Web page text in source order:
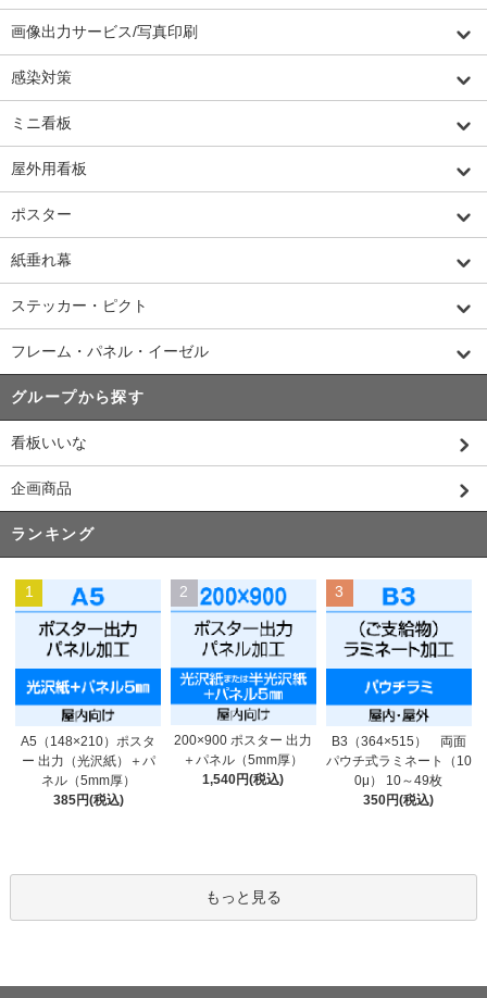
画像出力サービス/写真印刷
感染対策
ミニ看板
屋外用看板
ポスター
紙垂れ幕
ステッカー・ピクト
フレーム・パネル・イーゼル
グループから探す
看板いいな
企画商品
ランキング
1
A5（148×210）ポスタ
ー 出力（光沢紙）＋パ
ネル（5mm厚）
385円(税込)
2
200×900 ポスター 出力
＋パネル（5mm厚）
1,540円(税込)
3
B3（364×515） 両面
パウチ式ラミネート（10
0μ） 10～49枚
350円(税込)
もっと見る